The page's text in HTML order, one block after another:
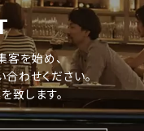
客を始め、
わせください。
致します。